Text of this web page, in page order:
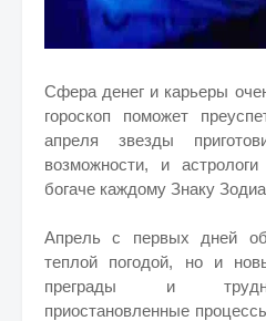
Сфера денег и карьеры
гороскоп поможет
апреля звезды
возможности, и
богаче каждому Знаку
Апрель с первых дней
теплой погодой, но и
преграды и
приостановленные